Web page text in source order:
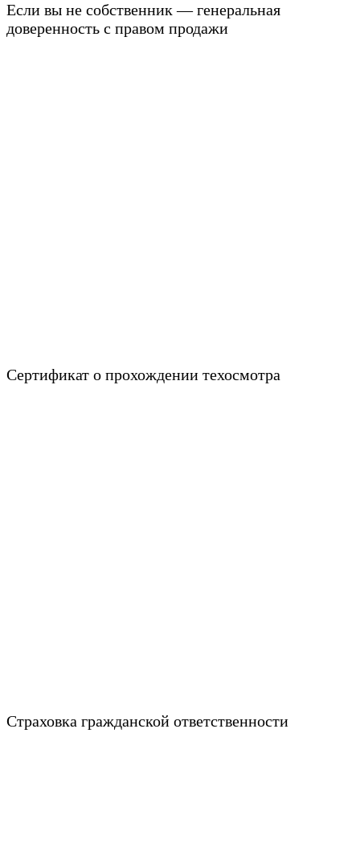
Если вы не собственник — генеральная
доверенность с правом продажи
Сертификат о прохождении техосмотра
Страховка гражданской ответственности